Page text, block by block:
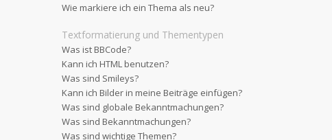
Wie markiere ich ein Thema als neu?
Textformatierung und Thementypen
Was ist BBCode?
Kann ich HTML benutzen?
Was sind Smileys?
Kann ich Bilder in meine Beiträge einfügen?
Was sind globale Bekanntmachungen?
Was sind Bekanntmachungen?
Was sind wichtige Themen?